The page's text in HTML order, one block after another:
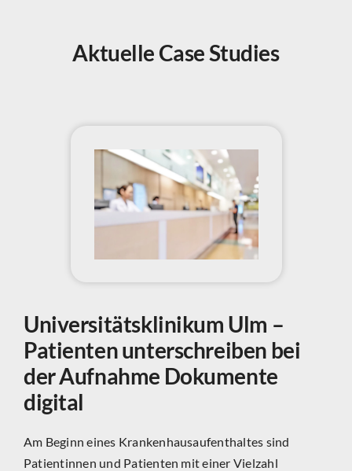
Aktuelle Case Studies
Universitätsklinikum Ulm –
Patienten unterschreiben bei
der Aufnahme Dokumente
digital
Am Beginn eines Krankenhausaufenthaltes sind
Patientinnen und Patienten mit einer Vielzahl